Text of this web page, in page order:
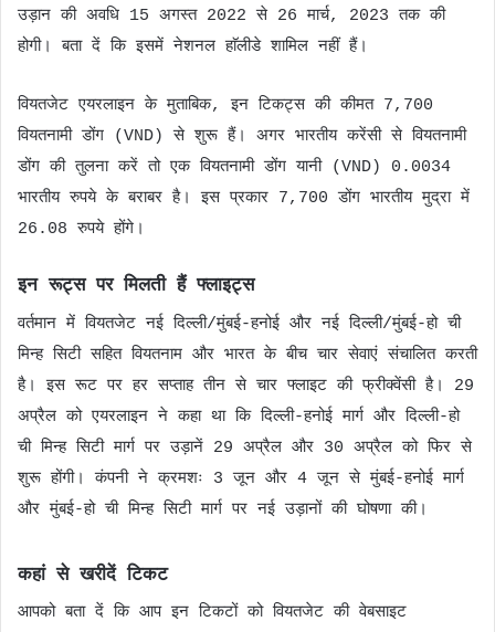
उड़ान की अवधि 15 अगस्त 2022 से 26 मार्च, 2023 तक की
होगी। बता दें कि इसमें नेशनल हाॅलीडे शामिल नहीं हैं।
वियतजेट एयरलाइन के मुताबिक, इन टिकट्स की कीमत 7,700
वियतनामी डोंग (VND) से शुरू हैं। अगर भारतीय करेंसी से वियतनामी
डोंग की तुलना करें तो एक वियतनामी डोंग यानी (VND) 0.0034
भारतीय रुपये के बराबर है। इस प्रकार 7,700 डोंग भारतीय मुद्रा में
26.08 रुपये होंगे।
इन रूट्स पर मिलती हैं फ्लाइट्स
वर्तमान में वियतजेट नई दिल्ली/मुंबई-हनोई और नई दिल्ली/मुंबई-हो ची
मिन्ह सिटी सहित वियतनाम और भारत के बीच चार सेवाएं संचालित करती
है। इस रूट पर हर सप्ताह तीन से चार फ्लाइट की फ्रीक्वेंसी है। 29
अप्रैल को एयरलाइन ने कहा था कि दिल्ली-हनोई मार्ग और दिल्ली-हो
ची मिन्ह सिटी मार्ग पर उड़ानें 29 अप्रैल और 30 अप्रैल को फिर से
शुरू होंगी। कंपनी ने क्रमशः 3 जून और 4 जून से मुंबई-हनोई मार्ग
और मुंबई-हो ची मिन्ह सिटी मार्ग पर नई उड़ानों की घोषणा की।
कहां से खरीदें टिकट
आपको बता दें कि आप इन टिकटों को वियतजेट की वेबसाइट